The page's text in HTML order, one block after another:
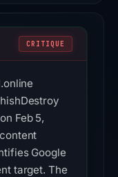
CRITIQUE
Feb 5,
Google
target. The